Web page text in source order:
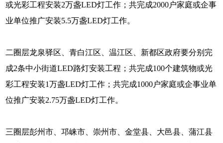
或光彩工程安装2万盏LED灯工作；共完成2000户家庭或企事
业单位推广安装5.5万盏LED灯工作。
二圈层龙泉驿区、青白江区、温江区、新都区政府要分别完
成2条中小街道LED路灯安装工程；共完成100个建筑物或光
彩工程安装1万盏LED灯工作；共完成1000户家庭或企事业单
位推广安装2.75万盏LED灯工作。
三圈层彭州市、邛崃市、崇州市、金堂县、大邑县、蒲江县